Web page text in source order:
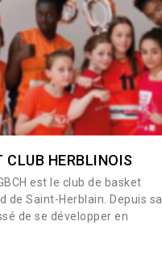
CLUB HERBLINOIS
est le club de basket
de Saint-Herblain. Depuis sa
de se développer en